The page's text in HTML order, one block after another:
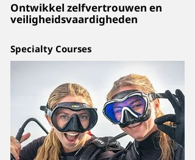
Ontwikkel zelfvertrouwen en
veiligheidsvaardigheden
Specialty Courses